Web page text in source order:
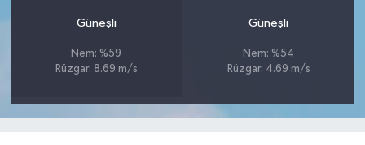
Güneşli
Nem: %59
Rüzgar: 8.69 m/s
Güneşli
Nem: %54
Rüzgar: 4.69 m/s